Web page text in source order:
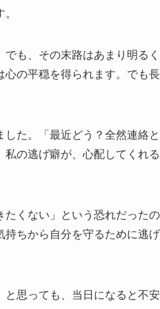
も、その末路はあまり明る
の平穏を得られます。でも
た。「最近どう？全然連絡
の逃げ癖が、心配してくれ
くない」という恐れだった
ちから自分を守るために逃
思っても、当日になると不